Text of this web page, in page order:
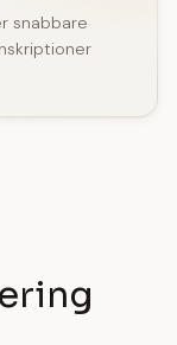
snabbare